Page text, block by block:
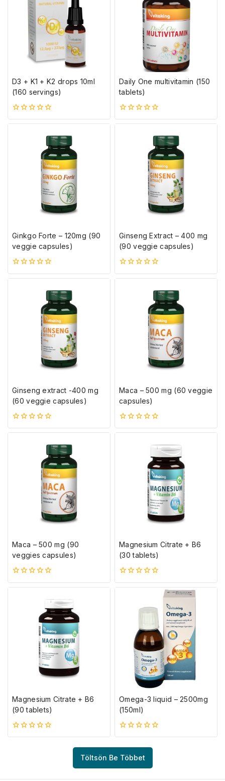
D3 + K1 + K2 drops 10ml
(160 servings)
0
5-
Daily One multivitamin (150
tablets)
0
5-
Ginkgo Forte – 120mg (90
veggie capsules)
0
5-
Ginseng Extract – 400 mg
(90 veggie capsules)
0
5-
Ginseng extract -400 mg
(60 veggie capsules)
0
5-
Maca – 500 mg (60 veggie
capsules)
0
5-
Maca – 500 mg (90
veggies capsules)
0
5-
Magnesium Citrate + B6
(30 tablets)
0
5-
Magnesium Citrate + B6
(90 tablets)
0
Omega-3 liquid – 2500mg
(150ml)
0
Töltsön Be Többet